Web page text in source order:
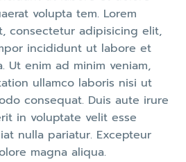
volupta tem. Lorem
consectetur adipisicing elit,
incididunt ut labore et
Ut enim ad minim veniam,
ullamco laboris nisi ut
consequat. Duis aute irure
in voluptate velit esse
nulla pariatur. Excepteur
magna aliqua.